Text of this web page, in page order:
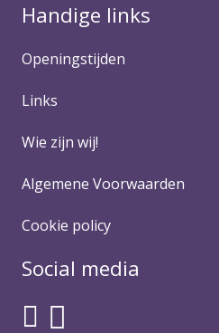
Handige links
Openingstijden
Links
Wie zijn wij!
Algemene Voorwaarden
Cookie policy
Social media